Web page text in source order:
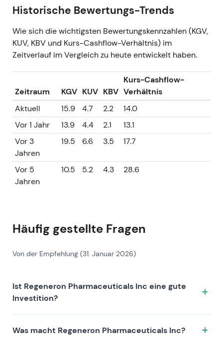
Historische Bewertungs-Trends
Wie sich die wichtigsten Bewertungskennzahlen (KGV,
KUV, KBV und Kurs-Cashflow-Verhältnis) im
Zeitverlauf im Vergleich zu heute entwickelt haben.
Zeitraum KGV KUV KBV
Kurs-Cashflow-
Verhältnis
Aktuell
15.9 4.7 2.2
14.0
Vor 1 Jahr
13.9 4.4 2.1
13.1
Vor 3
Jahren
19.5 6.6 3.5 17.7
Vor 5
Jahren
10.5 5.2 4.3 28.6
Häufig gestellte Fragen
Von der Empfehlung (31. Januar 2026)
Ist Regeneron Pharmaceuticals Inc eine gute
Investition?
Score von 64.1/100, was als Excellent eingestuft wird.
Was macht Regeneron Pharmaceuticals Inc?